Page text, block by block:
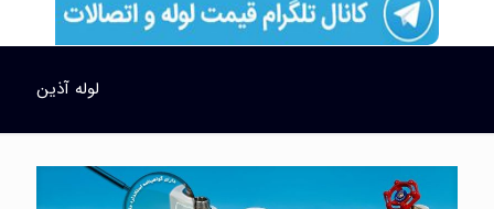
لوله آذین